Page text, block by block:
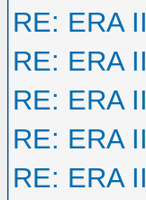
RE: ERA II
RE: ERA II
RE: ERA II
RE: ERA II
RE: ERA II